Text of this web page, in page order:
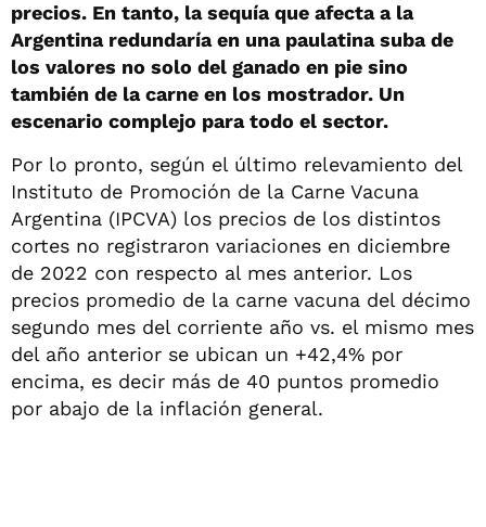
precios. En tanto, la sequía que afecta a la
Argentina redundaría en una paulatina suba de
los valores no solo del ganado en pie sino
también de la carne en los mostrador. Un
escenario complejo para todo el sector.
Por lo pronto, según el último relevamiento del
Instituto de Promoción de la Carne Vacuna
Argentina (IPCVA) los precios de los distintos
cortes no registraron variaciones en diciembre
de 2022 con respecto al mes anterior. Los
precios promedio de la carne vacuna del décimo
segundo mes del corriente año vs. el mismo mes
del año anterior se ubican un +42,4% por
encima, es decir más de 40 puntos promedio
por abajo de la inflación general.